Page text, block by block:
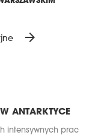
arrow_forward
ANTARKTYCE
intensywnych prac